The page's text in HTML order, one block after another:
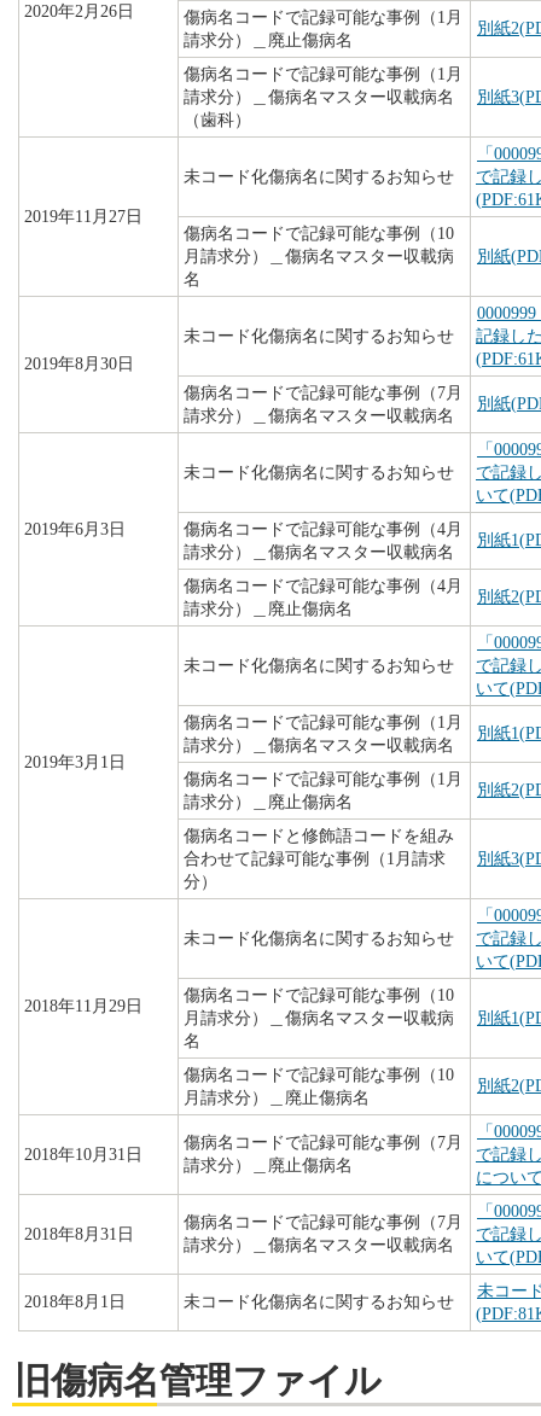
2020年2月26日
傷病名コードで記録可能な事例（1月
請求分）＿廃止傷病名
別紙
傷病名コードで記録可能な事例（1月
請求分）＿傷病名マスター収載病名
（歯科）
別紙
2019年11月27日
未コード化傷病名に関するお知らせ
「
で記録
傷病名コードで記録可能な事例（10
月請求分）＿傷病名マスター収載病
名
別紙
2019年8月30日
未コード化傷病名に関するお知らせ
記録し
傷病名コードで記録可能な事例（7月
請求分）＿傷病名マスター収載病名
別紙
2019年6月3日
未コード化傷病名に関するお知らせ
「
で記録
いて
傷病名コードで記録可能な事例（4月
請求分）＿傷病名マスター収載病名
別紙
傷病名コードで記録可能な事例（4月
請求分）＿廃止傷病名
別紙
2019年3月1日
未コード化傷病名に関するお知らせ
「
で記録
いて
傷病名コードで記録可能な事例（1月
請求分）＿傷病名マスター収載病名
別紙
傷病名コードで記録可能な事例（1月
請求分）＿廃止傷病名
別紙
傷病名コードと修飾語コードを組み
合わせて記録可能な事例（1月請求
分）
別紙
2018年11月29日
未コード化傷病名に関するお知らせ
「
で記録
いて
傷病名コードで記録可能な事例（10
月請求分）＿傷病名マスター収載病
名
別紙
傷病名コードで記録可能な事例（10
月請求分）＿廃止傷病名
別紙
2018年10月31日
傷病名コードで記録可能な事例（7月
請求分）＿廃止傷病名
「
で記録
につい
2018年8月31日
傷病名コードで記録可能な事例（7月
請求分）＿傷病名マスター収載病名
「
で記録
いて
2018年8月1日 未コード化傷病名に関するお知らせ
未コー
旧傷病名管理ファイル